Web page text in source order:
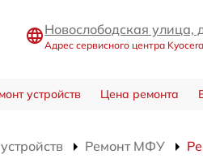
Новослободская улица,
Адрес сервисного центра Kyocera
устройств Цена ремонта
Ремонт МФУ